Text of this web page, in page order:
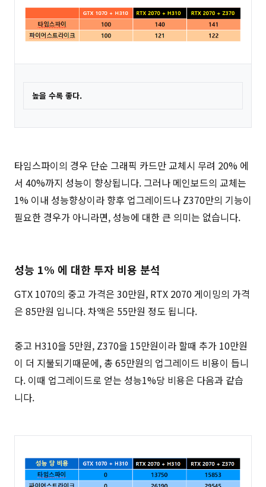
높을 수록 좋다.
타임스파이의 경우 단순 그래픽 카드만 교체시 무려 20% 에
서 40%까지 성능이 향상됩니다. 그러나 메인보드의 교체는
1% 이내 성능향상이라 향후 업그레이드나 Z370만의 기능이
필요한 경우가 아니라면, 성능에 대한 큰 의미는 없습니다.
성능 1% 에 대한 투자 비용 분석
GTX 1070의 중고 가격은 30만원, RTX 2070 게이밍의 가격
은 85만원 입니다. 차액은 55만원 정도 됩니다.
중고 H310을 5만원, Z370을 15만원이라 할때 추가 10만원
이 더 지불되기때문에, 총 65만원의 업그레이드 비용이 듭니
다. 이때 업그레이드로 얻는 성능1%당 비용은 다음과 같습
니다.